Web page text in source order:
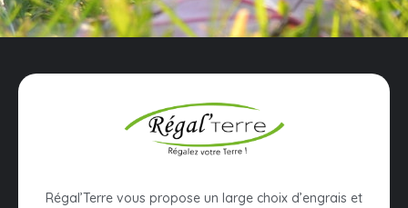
Régal’Terre vous propose un large choix d’engrais et